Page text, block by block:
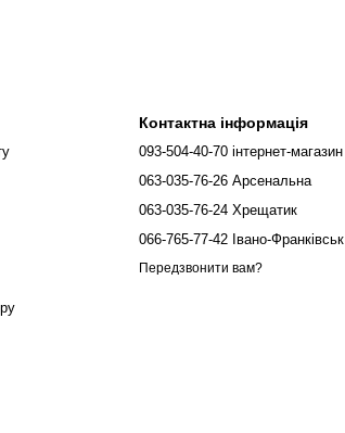
Контактна інформація
093-504-40-70 інтернет-магазин
063-035-76-26 Арсенальна
063-035-76-24 Хрещатик
066-765-77-42 Івано-Франківськ
Передзвонити вам?